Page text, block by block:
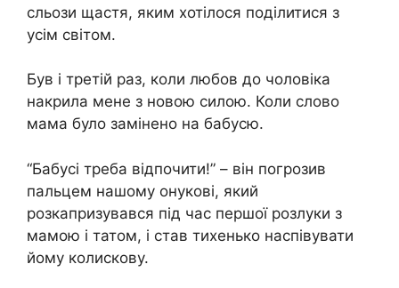
сльози щастя, яким хотілося поділитися з
усім світом.
Був і третій раз, коли любов до чоловіка
накрила мене з новою силою. Коли слово
мама було замінено на бабусю.
“Бабусі треба відпочити!” – він погрозив
пальцем нашому онукові, який
розкапризувався під час першої розлуки з
мамою і татом, і став тихенько наспівувати
йому колискову.